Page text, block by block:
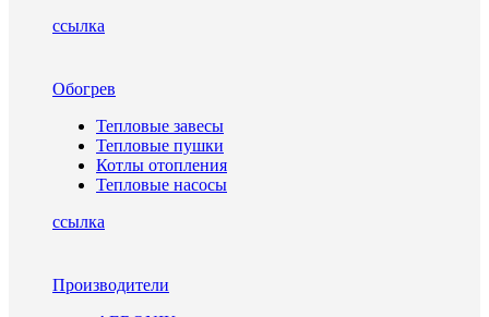
ссылка
Обогрев
Тепловые завесы
Тепловые пушки
Котлы отопления
Тепловые насосы
ссылка
Производители